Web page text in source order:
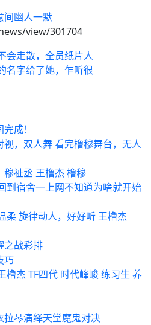
间幽人一默
view/301704
会走散，全员纸片人
名字给了她，乍听很
成！
，双人舞 看完橹穆舞台，无人
穆祉丞 王橹杰 橹穆
到宿舍一上网不知道为啥就开始
柔 旋律动人，好好听 王橹杰
之战彩排
巧
橹杰 TF四代 时代峰峻 练习生 养
琴演绎天堂魔鬼对决